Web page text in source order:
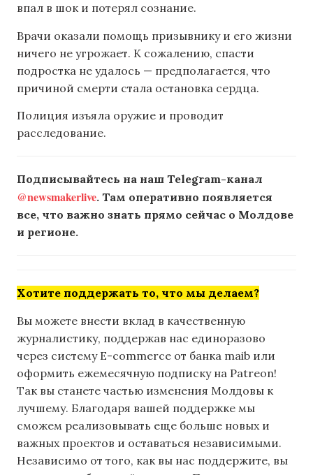
впал в шок и потерял сознание.
Врачи оказали помощь призывнику и его жизни
ничего не угрожает. К сожалению, спасти
подростка не удалось — предполагается, что
причиной смерти стала остановка сердца.
Полиция изъяла оружие и проводит
расследование.
Подписывайтесь на наш Telegram-канал
@newsmakerlive. Там оперативно появляется
все, что важно знать прямо сейчас о Молдове
и регионе.
Хотите поддержать то, что мы делаем?
Вы можете внести вклад в качественную
журналистику, поддержав нас единоразово
через систему E-commerce от банка maib или
оформить ежемесячную подписку на Patreon!
Так вы станете частью изменения Молдовы к
лучшему. Благодаря вашей поддержке мы
сможем реализовывать еще больше новых и
важных проектов и оставаться независимыми.
Независимо от того, как вы нас поддержите, вы